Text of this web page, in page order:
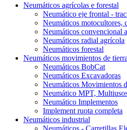
Neumáticos agrícolas e forestal
Neumático eje frontal -
Neumáticos motocultores,
Neumáticos convencional
Neumáticos radial agrícola
Neumáticos forestal
Neumáticos movimientos de
Neumáticos BobCat
Neumáticos Excavadoras
Neumáticos Movimientos
Neumático MPT,
Neumático Implementos
Implement ruota completa
Neumáticos industrial
Neumáticos - Carretillas